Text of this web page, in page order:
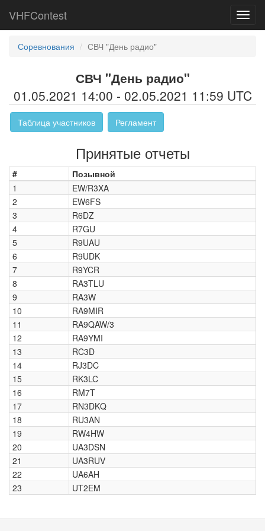
VHFContest
Соревнования СВЧ "День радио"
СВЧ "День радио"
01.05.2021 14:00 - 02.05.2021 11:59 UTC
Таблица участников Регламент
Принятые отчеты
#
Позывной
1
EW/R3XA
2
EW6FS
3
R6DZ
4
R7GU
5
R9UAU
6
R9UDK
7
R9YCR
8
RA3TLU
9
RA3W
10
RA9MIR
11
RA9QAW/3
12
RA9YMI
13
RC3D
14
RJ3DC
15
RK3LC
16
RM7T
17
RN3DKQ
18
RU3AN
19
RW4HW
20
UA3DSN
21
UA3RUV
22
UA6AH
23
UT2EM